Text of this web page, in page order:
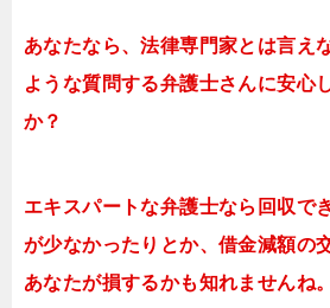
あなたなら、法律専門家とは言え
ような質問する弁護士さんに安心
か？
エキスパートな弁護士なら回収で
が少なかったりとか、借金減額の
あなたが損するかも知れませんね。